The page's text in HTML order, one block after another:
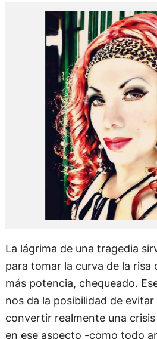
La lágrima de una tragedia
para tomar la curva de la risa
más potencia, chequeado.
nos da la posibilidad de
convertir realmente una